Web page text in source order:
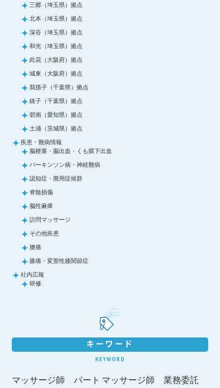
三郷（埼玉県）拠点
北本（埼玉県）拠点
深谷（埼玉県）拠点
和光（埼玉県）拠点
此花（大阪府）拠点
城東（大阪府）拠点
我孫子（千葉県）拠点
銚子（千葉県）拠点
碧南（愛知県）拠点
土浦（茨城県）拠点
疾患・難病情報
脳梗塞・脳出血・くも膜下出血
パーキンソン病・神経難病
認知症・廃用症候群
脊髄損傷
脳性麻痺
訪問マッサージ
その他疾患
腰痛
膝痛・変形性膝関節症
社内広報
研修
キーワード
KEYWORD
マッサージ師 パート マッサージ師 業務委託